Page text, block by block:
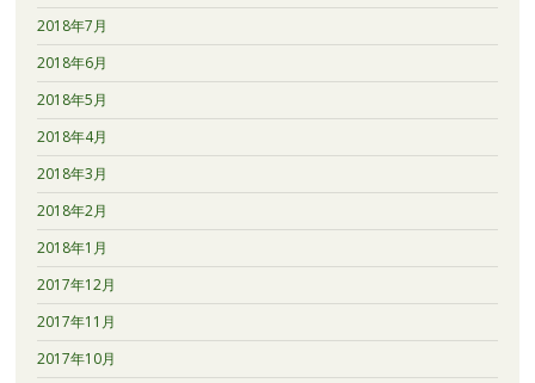
2018年7月
2018年6月
2018年5月
2018年4月
2018年3月
2018年2月
2018年1月
2017年12月
2017年11月
2017年10月